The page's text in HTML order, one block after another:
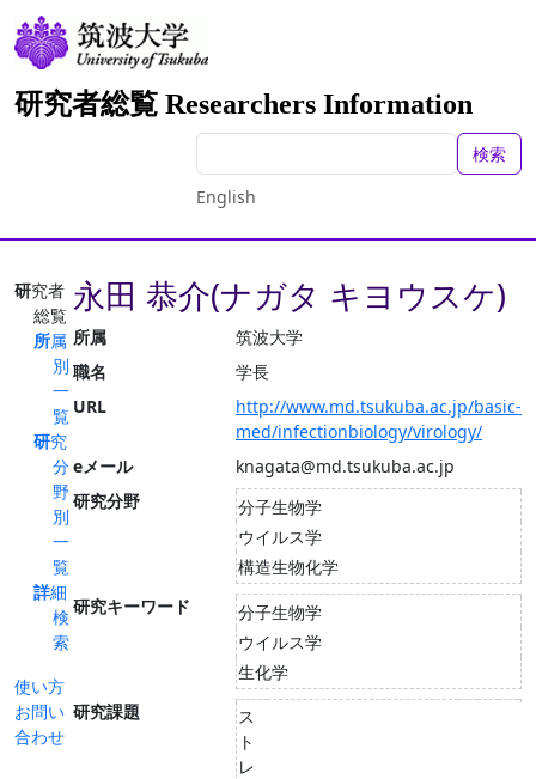
研究者総覧 Researchers Information
検索
English
研究者
総覧
所属
別
一
覧
研究
分
野
別
一
覧
詳細
検
索
使い方
お問い
合わせ
永田 恭介(ナガタ キヨウスケ)
所属
筑波大学
職名
学長
URL
http://www.md.tsukuba.ac.jp/basic-
med/infectionbiology/virology/
eメール
knagata@md.tsukuba.ac.jp
研究分野
分子生物学
ウイルス学
構造生物化学
研究キーワード
分子生物学
ウイルス学
生化学
研究課題
ス
ト
レ